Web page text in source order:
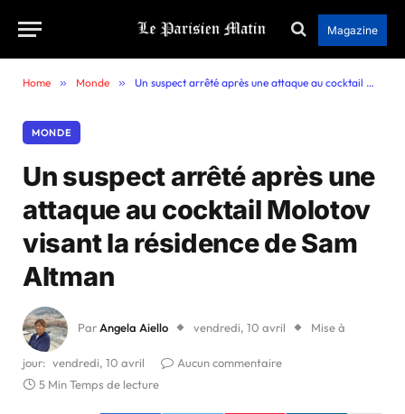
Magazine
Home » Monde » Un suspect arrêté après une attaque au cocktail Molotov visant la résidence de Sam Altman
MONDE
Un suspect arrêté après une
attaque au cocktail Molotov
visant la résidence de Sam
Altman
Par Angela Aiello vendredi, 10 avril Mise à
jour: vendredi, 10 avril
Aucun commentaire
5 Min Temps de lecture